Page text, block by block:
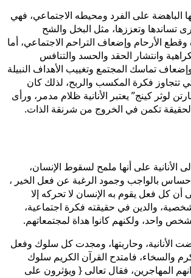
الباهضة على الفرد ومحيطه الاجتماعي، فهي
تساندها وتعززها، مثل البخل والشح
وقطع الأرحام وإضعاف التراحم الاجتماعي، أما
وانتشار الحقد والحسد والتنافس
تماسك المجتمع وتغييب الأهداف النبيلة
تتجاوز فكرة المكسب والربح، لذلك كان
لوثر كينج” يعتبر الأنانية ظلام مدمر، ورأى
تكمن في الخروج من شرنقة الذات.
الأنانية على أنها ملمح لسقوط الإنسان،
بالواجب وجمود الرغبة عن فعل الخير ،
أن كل فعل يقوم به الإنسان لا تحركه إلا
والدين في حقيقته فكرة اجتماعية،
لشخص واحد، ولكنهم كانوا هداة لمجتمعاتهم.
الأنانية، وحاربتها، ومجدت كل سلوك وفعل
والسخاء، فامتدح القرآن الكريم سلوك
المهاجرين، فقال تعالى { ويؤثرون على